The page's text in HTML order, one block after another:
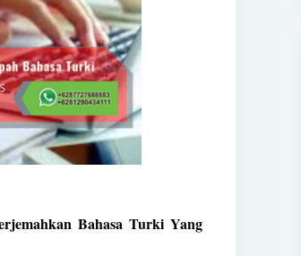
Bahasa Turki Yang